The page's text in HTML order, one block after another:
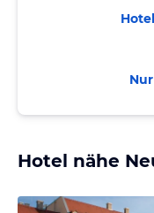
Hotel nähe